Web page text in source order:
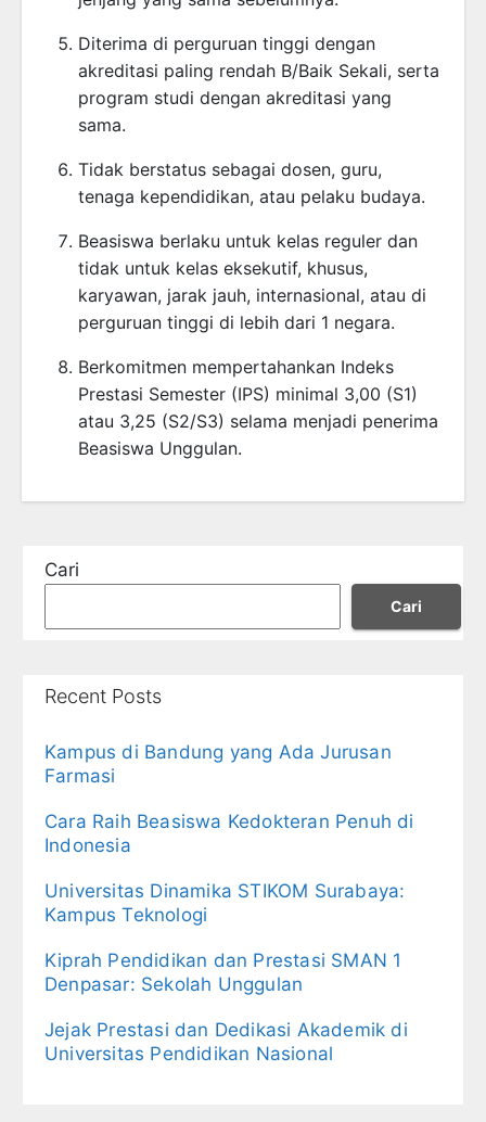
Diterima di perguruan tinggi dengan
akreditasi paling rendah B/Baik Sekali, serta
program studi dengan akreditasi yang
sama.
Tidak berstatus sebagai dosen, guru,
tenaga kependidikan, atau pelaku budaya.
Beasiswa berlaku untuk kelas reguler dan
tidak untuk kelas eksekutif, khusus,
karyawan, jarak jauh, internasional, atau di
perguruan tinggi di lebih dari 1 negara.
Berkomitmen mempertahankan Indeks
Prestasi Semester (IPS) minimal 3,00 (S1)
atau 3,25 (S2/S3) selama menjadi penerima
Beasiswa Unggulan.
Cari
Cari
Recent Posts
Kampus di Bandung yang Ada Jurusan
Farmasi
Cara Raih Beasiswa Kedokteran Penuh di
Indonesia
Universitas Dinamika STIKOM Surabaya:
Kampus Teknologi
Kiprah Pendidikan dan Prestasi SMAN 1
Denpasar: Sekolah Unggulan
Jejak Prestasi dan Dedikasi Akademik di
Universitas Pendidikan Nasional